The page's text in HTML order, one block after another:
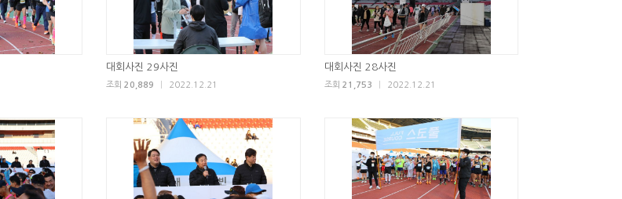
대회사진 29사진
조회 20,889 2022.12.21
대회사진 28사진
조회 21,753 2022.12.21